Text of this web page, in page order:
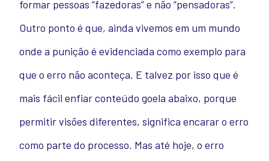
formar pessoas “fazedoras” e não “pensadoras”.
Outro ponto é que, ainda vivemos em um mundo
onde a punição é evidenciada como exemplo para
que o erro não aconteça. E talvez por isso que é
mais fácil enfiar conteúdo goela abaixo, porque
permitir visões diferentes, significa encarar o erro
como parte do processo. Mas até hoje, o erro